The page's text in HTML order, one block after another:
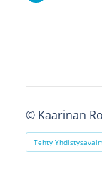
© Kaarinan
Tehty